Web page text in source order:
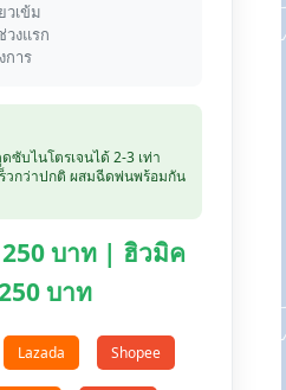
วเข้ม
วงแรก
การ
บไนโตรเจนได้ 2-3 เท่า
วกว่าปกติ ผสมฉีดพ่นพร้อมกัน
250 บาท | ฮิวมิค
บาท
Lazada Shopee